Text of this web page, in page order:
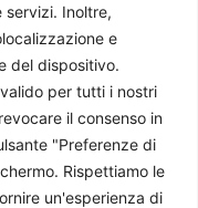
servizi. Inoltre,
e
del dispositivo.
per tutti i nostri
il consenso in
"Preferenze di
Rispettiamo le
un'esperienza di